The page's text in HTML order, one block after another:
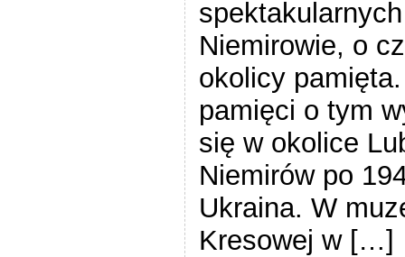
Niemirowie, o
okolicy
pamięci o tym
się w okolice
Niemirów po
Ukraina. W
Kresowej w […]